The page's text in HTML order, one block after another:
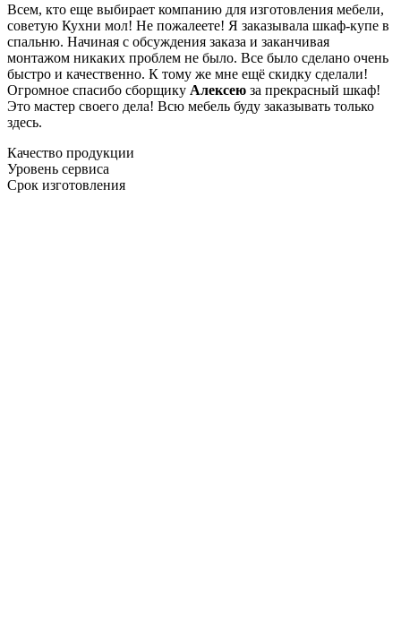
Всем, кто еще выбирает компанию для изготовления мебели,
советую Кухни мол! Не пожалеете! Я заказывала шкаф-купе в
спальню. Начиная с обсуждения заказа и заканчивая
монтажом никаких проблем не было. Все было сделано очень
быстро и качественно. К тому же мне ещё скидку сделали!
Огромное спасибо сборщику Алексею за прекрасный шкаф!
Это мастер своего дела! Всю мебель буду заказывать только
здесь.
Качество продукции
Уровень сервиса
Срок изготовления